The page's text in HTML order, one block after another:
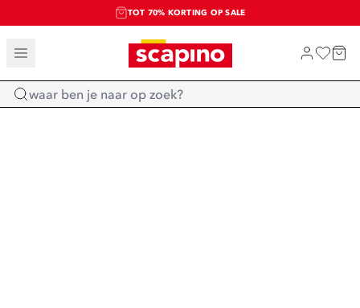
TOT 70% KORTING OP SALE
SALE: LAATSTE KANS!
SHOP NIEUW
Home